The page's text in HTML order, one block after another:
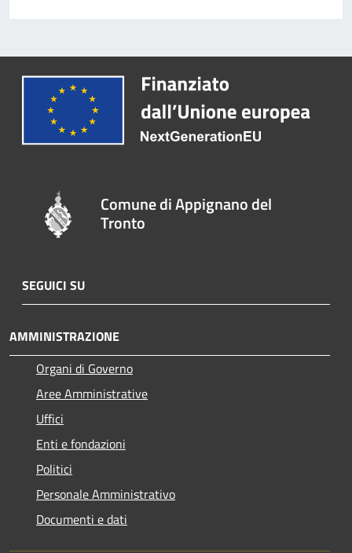
Comune di Appignano del
Tronto
SEGUICI SU
AMMINISTRAZIONE
Organi di Governo
Aree Amministrative
Uffici
Enti e fondazioni
Politici
Personale Amministrativo
Documenti e dati